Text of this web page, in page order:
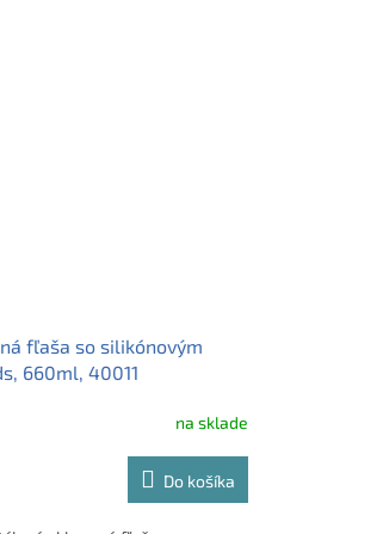
fľaša so silikónovým
660ml, 40011
na sklade
Do košíka